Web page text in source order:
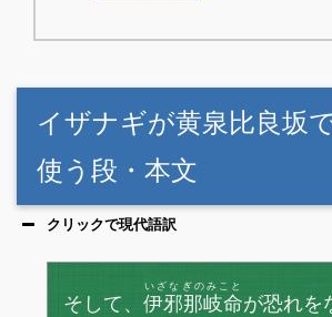
イザナギが黄泉比良坂
使う段・本文
クリックで現代語訳
そして、 伊邪那岐命
いざなぎのみこと
が恐れを